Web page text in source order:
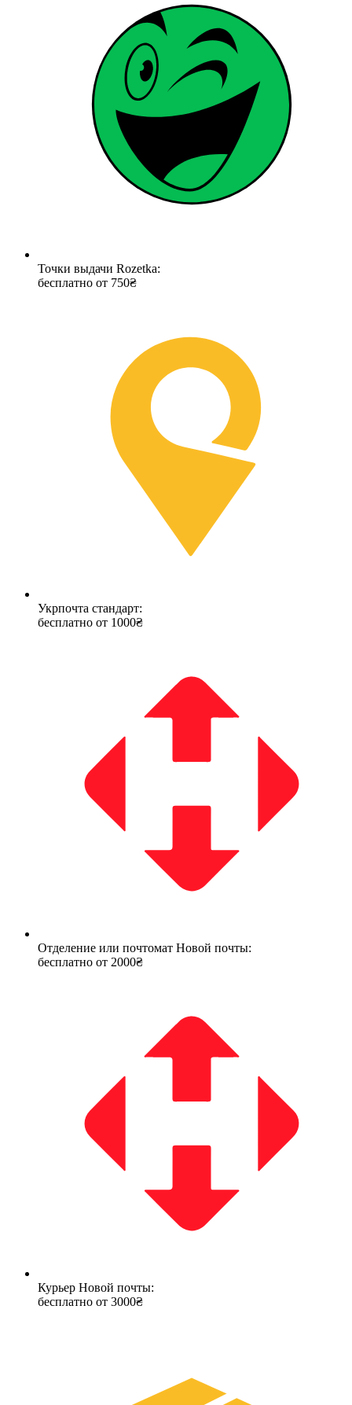
Точки выдачи Rozetka:
бесплатно от 750₴
Укрпочта стандарт:
бесплатно от 1000₴
Отделение или почтомат Новой почты:
бесплатно от 2000₴
Курьер Новой почты:
бесплатно от 3000₴